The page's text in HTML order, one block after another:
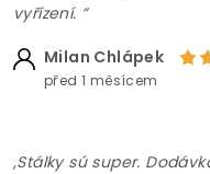
vyřízení. ”
Milan Chlápek
před 1 měsícem
,Stálky sú super.